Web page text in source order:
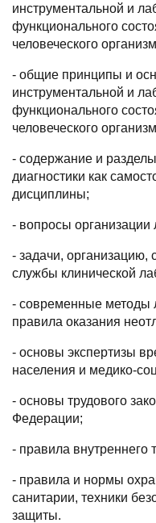
инструментальной и
функционального
человеческого
- общие принципы и
инструментальной и
функционального
человеческого
- содержание и
диагностики как
дисциплины;
- вопросы организации
- задачи, организацию,
службы клинической
- современные методы
правила оказания
- основы экспертизы
населения и медико-
- основы трудового
Федерации;
- правила внутреннего
- правила и нормы
санитарии, техники
защиты.